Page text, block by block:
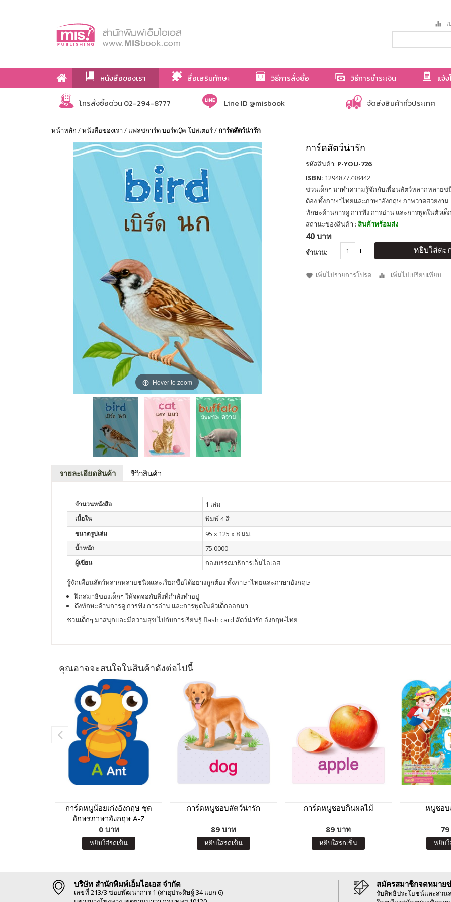
หนังสือของเรา สื่อเสริมทักษะ วิธีการสั่งซื้อ วิธีการชำระเงิน แจ้
เกี่ยวกับเรา
โทรสั่งซื้อด่วน 02-294-8777 Line ID @misbook จัดส่งสินค้าทั่วประเทศ
หน้าหลัก /หนังสือของเรา / แฟลชการ์ด บอร์ดบุ๊ค โปสเตอร์/การ์ดสัตว์น่ารัก
Hover to zoom
การ์ดสัตว์น่ารัก
รหัสสินค้า: P-YOU-726
ISBN: 1294877738442
ชวนเด็กๆ มาทำความรู้จักกับเพื่อนสัตว์หลากหลายช
ต้อง ทั้งภาษาไทยและภาษาอังกฤษ ภาพวาดสวยงาม
ทักษะด้านการดู การฟัง การอ่าน และการพูดในตัวเด็
สถานะของสินค้า : สินค้าพร้อมส่ง
40 บาท
จำนวน: หยิบใส่ตะ
เพิ่มไปรายการโปรด เพิ่มไปเปรียบเทียบ
รายละเอียดสินค้า รีวิวสินค้า
จำนวนหนังสือ 1 เล่ม
เนื้อใน พิมพ์ 4 สี
ขนาดรูปเล่ม 95 x 125 x 8 มม.
น้ำหนัก 75.0000
ผู้เขียน กองบรรณาธิการเอ็มไอเอส
รู้จักเพื่อนสัตว์หลากหลายชนิดและเรียกชื่อได้อย่างถูกต้อง ทั้งภาษาไทยและภาษาอังกฤษ
ฝึกสมาธิของเด็กๆ ให้จดจ่อกับสิ่งที่กำลังทำอยู่
ดึงทักษะด้านการดู การฟัง การอ่าน และการพูดในตัวเด็กออกมา
ชวนเด็กๆ มาสนุกและมีความสุข ไปกับการเรียนรู้ flash card สัตว์น่ารัก อังกฤษ-ไทย
คุณอาจจะสนใจในสินค้าดังต่อไปนี้
การ์ดหนูน้อยเก่งอังกฤษ ชุด
อักษรภาษาอังกฤษ A-Z
0 บาท
หยิบใส่รถเข็น
การ์ดหนูชอบสัตว์น่ารัก
89 บาท
หยิบใส่รถเข็น
การ์ดหนูชอบกินผลไม้
89 บาท
หยิบใส่รถเข็น
หนูชอบ
หยิบใ
บริษัท สำนักพิมพ์เอ็มไอเอส จำกัด
เลขที่ 213/3 ซอยพัฒนาการ 1 (สาธุประดิษฐ์ 34 แยก 6)
สมัครสมาชิกจดหมาย
รับสิทธิประโยชน์และส่วน